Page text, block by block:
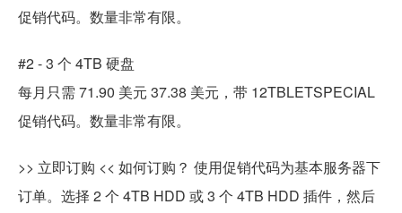
促销代码。数量非常有限。
#2 - 3 个 4TB 硬盘
每月只需 71.90 美元 37.38 美元，带 12TBLETSPECIAL
促销代码。数量非常有限。
>> 立即订购 << 如何订购？ 使用促销代码为基本服务器下
订单。选择 2 个 4TB HDD 或 3 个 4TB HDD 插件，然后